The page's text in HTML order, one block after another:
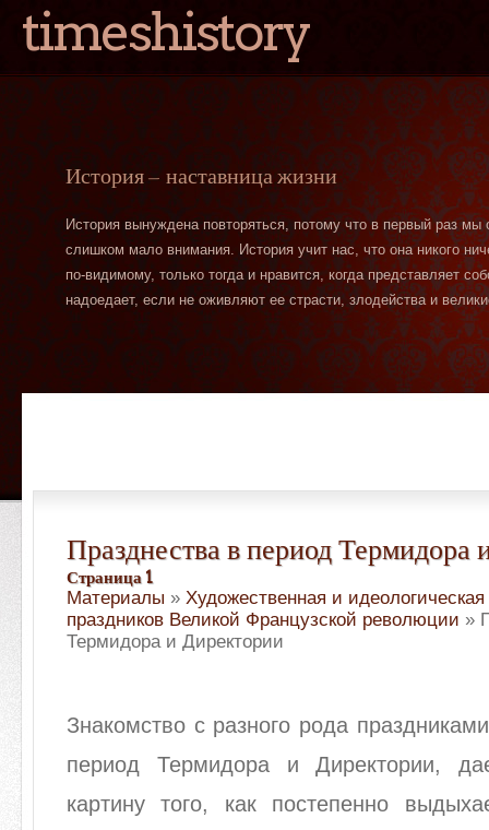
timeshistory
История — наставница жизни
История вынуждена повторяться, потому что в первый раз
слишком мало внимания. История учит нас, что она никого
по-видимому, только тогда и нравится, когда представляет
надоедает, если не оживляют ее страсти, злодейства и
Празднества в период Термидора
Страница 1
Материалы » Художественная и
праздников Великой Французской революции »
Термидора и Директории
Знакомство с разного рода
период Термидора и Директории,
картину того, как постепенно